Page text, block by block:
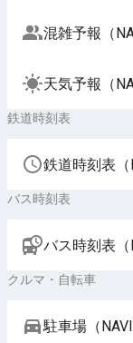
混雑予報（
天気予報（
鉄道時刻表
鉄道時刻表（
バス時刻表
バス時刻表（
クルマ・自転車
駐車場（